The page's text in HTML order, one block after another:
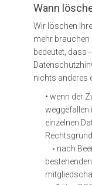
Wann
Wir löschen
mehr brauchen
bedeutet, dass
nichts anderes
• wenn der
weggefallen
einzelnen
◦ nach